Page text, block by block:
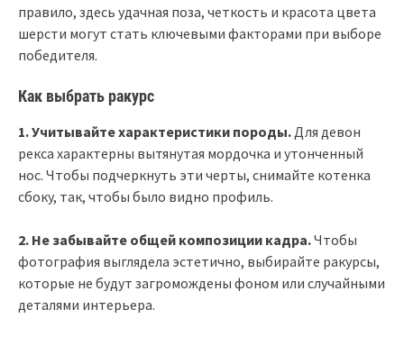
правило, здесь удачная поза, четкость и красота цвета
шерсти могут стать ключевыми факторами при выборе
победителя.
Как выбрать ракурс
1. Учитывайте характеристики породы. Для девон
рекса характерны вытянутая мордочка и утонченный
нос. Чтобы подчеркнуть эти черты, снимайте котенка
сбоку, так, чтобы было видно профиль.
2. Не забывайте общей композиции кадра.Чтобы
фотография выглядела эстетично, выбирайте ракурсы,
которые не будут загромождены фоном или случайными
деталями интерьера.